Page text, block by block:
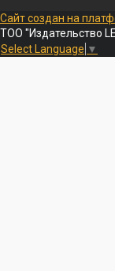
Сайт создан на
ТОО "Издательство
Select Language ▼